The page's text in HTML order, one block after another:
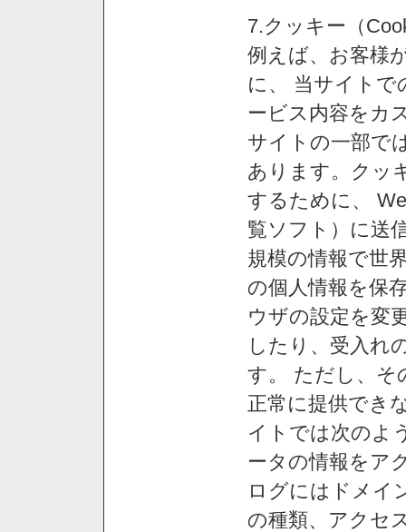
7.クッキー（
例えば、お客様
に、 当サイトで
ービス内容をカ
サイトの一部で
あります。クッ
するために、
覧ソフト）に送
規模の情報で世
の個人情報を保
ウザの設定を変
したり、受入れ
す。 ただし、そ
正常に提供でき
イトでは次のよ
ータの情報をア
ログにはドメイ
の種類、アクセ